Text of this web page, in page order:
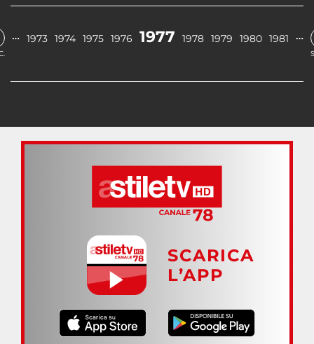
… 1973 1974 1975 1976 1977 1978 1979 1980 1981 …
SCARICA
L’APP